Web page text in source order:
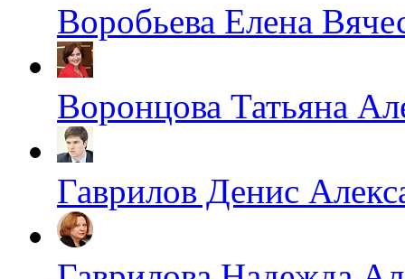
Воробьева Елена
Воронцова Татьяна
Гаврилов Денис